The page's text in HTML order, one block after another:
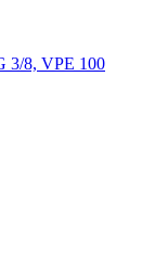
3/8, VPE 100